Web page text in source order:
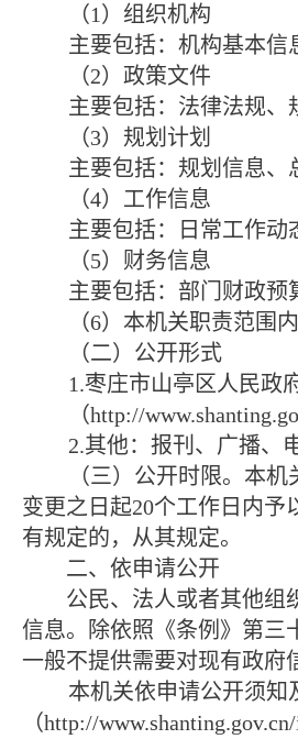
（1）组织机构
主要包括：机构基本信
（2）政策文件
主要包括：法律法规、
（3）规划计划
主要包括：规划信息、
（4）工作信息
主要包括：日常工作动
（5）财务信息
主要包括：部门财政预
（6）本机关职责范围
（二）公开形式
1.枣庄市山亭区人民政
（http://
2.其他：报刊、广播、
（三）公开时限。本
变更之日起20个工作日内予
有规定的，从其规定。
二、依申请公开
公民、法人或者其他组织
信息。除依照《条例》第三
一般不提供需要对现有政府
本机关依申请公开须知
（http://